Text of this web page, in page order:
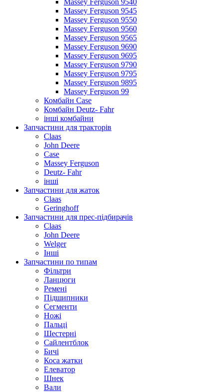
Massey Ferguson 9540
Massey Ferguson 9545
Massey Ferguson 9550
Massey Ferguson 9560
Massey Ferguson 9565
Massey Ferguson 9690
Massey Ferguson 9695
Massey Ferguson 9790
Massey Ferguson 9795
Massey Ferguson 9895
Massey Ferguson 99
Комбайн Case
Комбайн Deutz- Fahr
інші комбайни
Запчастини для тракторів
Claas
John Deere
Case
Massey Ferguson
Deutz- Fahr
інші
Запчастини для жаток
Claas
Geringhoff
Запчастини для прес-підбирачів
Claas
John Deere
Welger
Інші
Запчастини по типам
Фільтри
Ланцюги
Ремені
Підшипники
Сегменти
Ножі
Пальці
Шестерні
Сайлентблок
Бичі
Коса жатки
Елеватор
Шнек
Вали